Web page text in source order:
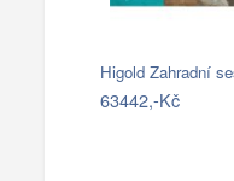
63442,-Kč